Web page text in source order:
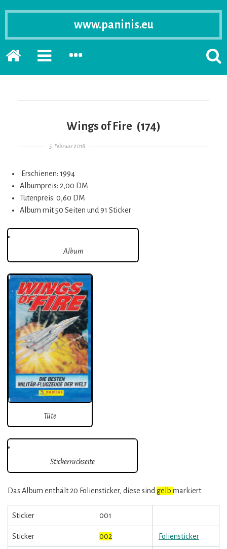
www.paninis.eu
Startseite
PRIMÄRE
ERWEITERN
SEKUNDÄRE
ERWEITERN
Wings of Fire (174)
Gepostet am
5. Februar 2018
Erschienen: 1994
Albumpreis: 2,00 DM
Tütenpreis: 0,60 DM
Album mit 50 Seiten und 91 Sticker
Album
Tüte
Stickerrückseite
Das Album enthält 20 Foliensticker, diese sind gelb markiert
Sticker 001
Sticker 002 Foliensticker